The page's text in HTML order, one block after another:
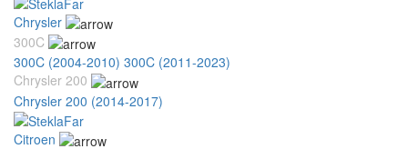
Chrysler
300C
300C (2004-2010) 300C (2011-2023)
Chrysler 200
Chrysler 200 (2014-2017)
Citroen